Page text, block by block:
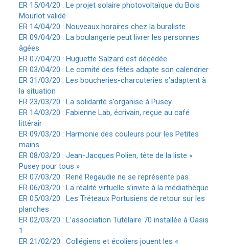
ER 15/04/20 : Le projet solaire photovoltaïque du Bois
Mourlot validé
ER 14/04/20 : Nouveaux horaires chez la buraliste
ER 09/04/20 : La boulangerie peut livrer les personnes
âgées
ER 07/04/20 : Huguette Salzard est décédée
ER 03/04/20 : Le comité des fêtes adapte son calendrier
ER 31/03/20 : Les boucheries-charcuteries s’adaptent à
la situation
ER 23/03/20 : La solidarité s’organise à Pusey
ER 14/03/20 : Fabienne Lab, écrivain, reçue au café
littérair
ER 09/03/20 : Harmonie des couleurs pour les Petites
mains
ER 08/03/20 : Jean-Jacques Polien, tête de la liste «
Pusey pour tous »
ER 07/03/20 : René Regaudie ne se représente pas
ER 06/03/20 : La réalité virtuelle s’invite à la médiathèque
ER 05/03/20 : Les Tréteaux Portusiens de retour sur les
planches
ER 02/03/20 : L’association Tutélaire 70 installée à Oasis
1
ER 21/02/20 : Collégiens et écoliers jouent les «